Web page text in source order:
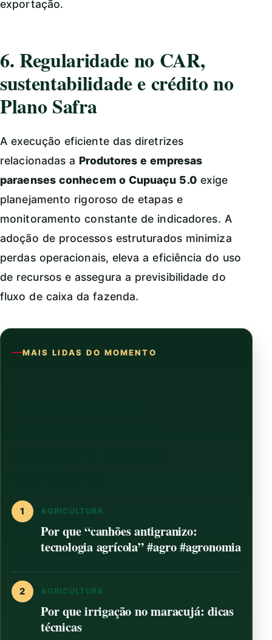
exportação.
6. Regularidade no CAR,
sustentabilidade e crédito no
Plano Safra
A execução eficiente das diretrizes
relacionadas a Produtores e empresas
paraenses conhecem o Cupuaçu 5.0exige
planejamento rigoroso de etapas e
monitoramento constante de indicadores. A
adoção de processos estruturados minimiza
perdas operacionais, eleva a eficiência do uso
de recursos e assegura a previsibilidade do
fluxo de caixa da fazenda.
MAIS LIDAS DO MOMENTO
1 AGRICULTURA
Por que “canhões antigranizo:
tecnologia agrícola” #agro #agronomia
2 AGRICULTURA
Por que irrigação no maracujá: dicas
técnicas